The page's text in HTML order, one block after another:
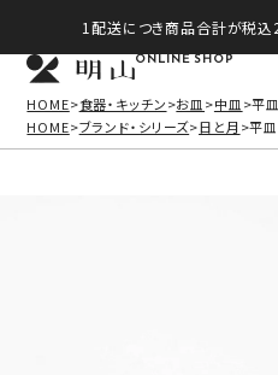
1配送につき商品合計が税
ONLINE SHOP
HOME 食器・キッチン お皿 中皿
平
HOME ブランド・シリーズ 日と月 平